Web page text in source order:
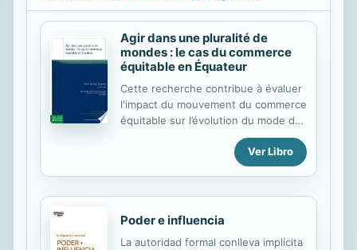
Agir dans une pluralité de
mondes : le cas du commerce
équitable en Équateur
Cette recherche contribue à évaluer
l'impact du mouvement du commerce
équitable sur l’évolution du mode de
vie des producteurs du Sud. Les
résultats mettent en évidence les
difficultés et les écueils de l’action
Ver Libro
Poder e influencia
La autoridad formal conlleva implícita